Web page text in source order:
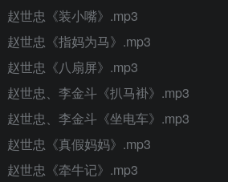
赵世忠《装小嘴》.mp3
赵世忠《指妈为马》.mp3
赵世忠《八扇屏》.mp3
赵世忠、李金斗《扒马褂》.mp3
赵世忠、李金斗《坐电车》.mp3
赵世忠《真假妈妈》.mp3
赵世忠《牵牛记》.mp3